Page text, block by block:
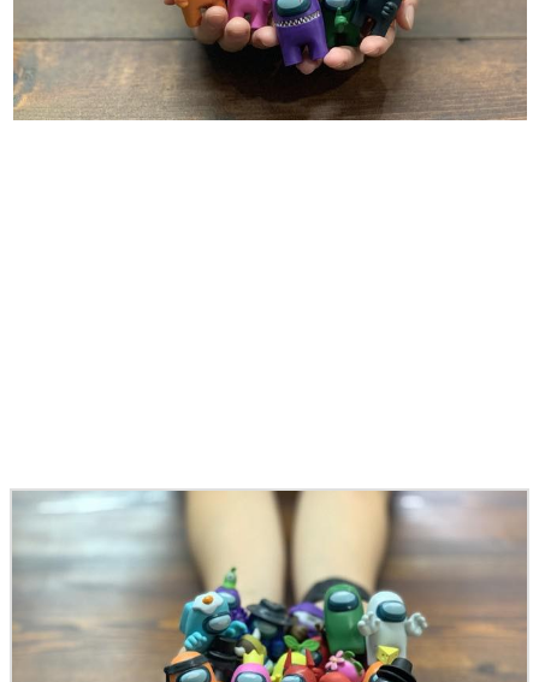
若ゲのいたり〜ゲームクリエイターの青春〜
『うつヌケ』『ペンと箸』等で知られるマンガ家・田中圭
一先生によるゲーム業界レポートマンガです。
なんでゲームは面白い？
アプリレビュー
その他
電ファミニコゲーマーとは？
運営：株式会社マレ